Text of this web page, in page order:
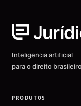
Inteligência artificial
para o direito brasileiro
PRODUTOS